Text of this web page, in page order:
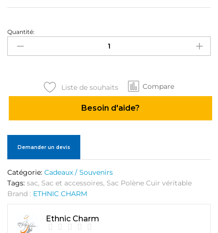
Sac
Polène
Cuir
Quantité:
Liste de souhaits Compare
Besoin d'aide?
Demander un devis
Catégorie: Cadeaux / Souvenirs
Tags: sac, Sac et accessoires, Sac Polène Cuir véritable
Brand : ETHNIC CHARM
Ethnic Charm